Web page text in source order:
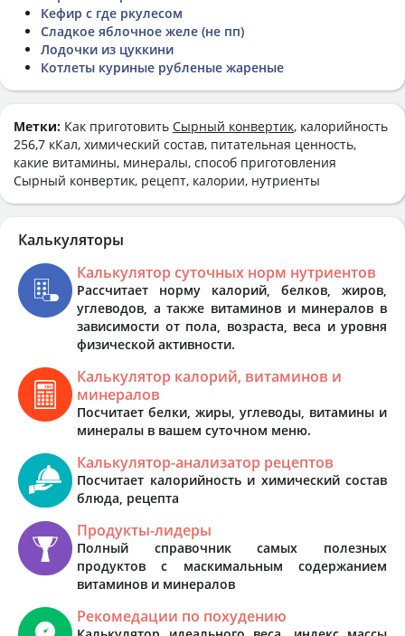
Кефир с где ркулесом
Сладкое яблочное желе (не пп)
Лодочки из цуккини
Котлеты куриные рубленые жареные
Метки: Как приготовить Сырный конвертик, калорийность
256,7 кКал, химический состав, питательная ценность,
какие витамины, минералы, способ приготовления
Сырный конвертик, рецепт, калории, нутриенты
Калькуляторы
Калькулятор суточных норм нутриентов
Рассчитает норму калорий, белков, жиров,
углеводов, а также витаминов и минералов в
зависимости от пола, возраста, веса и уровня
физической активности.
Калькулятор калорий, витаминов и
минералов
Посчитает белки, жиры, углеводы, витамины и
минералы в вашем суточном меню.
Калькулятор-анализатор рецептов
Посчитает калорийность и химический состав
блюда, рецепта
Продукты-лидеры
Полный справочник самых полезных
продуктов с маскимальным содержанием
витаминов и минералов
Рекомедации по похудению